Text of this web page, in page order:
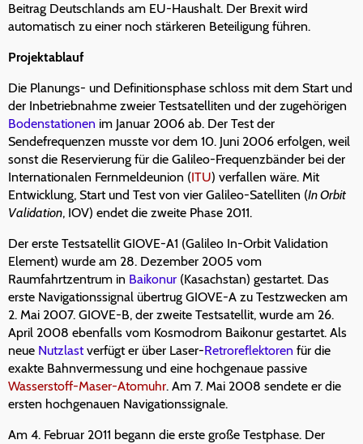
Beitrag Deutschlands am EU-Haushalt. Der Brexit wird
automatisch zu einer noch stärkeren Beteiligung führen.
Projektablauf
Die Planungs- und Definitionsphase schloss mit dem Start und
der Inbetriebnahme zweier Testsatelliten und der zugehörigen
Bodenstationen im Januar 2006 ab. Der Test der
Sendefrequenzen musste vor dem 10. Juni 2006 erfolgen, weil
sonst die Reservierung für die Galileo-Frequenzbänder bei der
Internationalen Fernmeldeunion (ITU) verfallen wäre. Mit
Entwicklung, Start und Test von vier Galileo-Satelliten (In Orbit
Validation, IOV) endet die zweite Phase 2011.
Der erste Testsatellit GIOVE-A1 (Galileo In-Orbit Validation
Element) wurde am 28. Dezember 2005 vom
Raumfahrtzentrum in Baikonur (Kasachstan) gestartet. Das
erste Navigationssignal übertrug GIOVE-A zu Testzwecken am
2. Mai 2007. GIOVE-B, der zweite Testsatellit, wurde am 26.
April 2008 ebenfalls vom Kosmodrom Baikonur gestartet. Als
neue Nutzlastverfügt er über Laser-Retroreflektoren für die
exakte Bahnvermessung und eine hochgenaue passive
Wasserstoff-Maser-Atomuhr. Am 7. Mai 2008 sendete er die
ersten hochgenauen Navigationssignale.
Am 4. Februar 2011 begann die erste große Testphase. Der